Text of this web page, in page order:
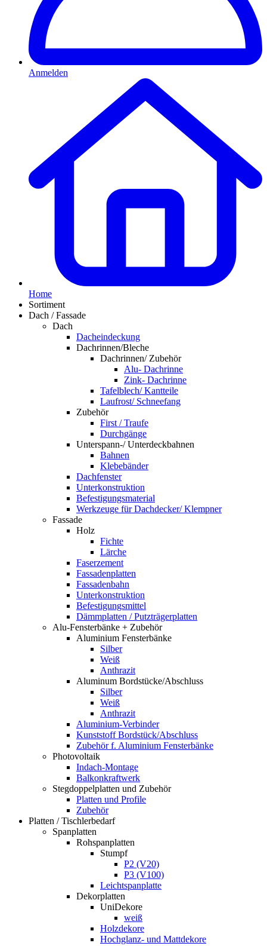
Anmelden
Home
Sortiment
Dach / Fassade
Dach
Dacheindeckung
Dachrinnen/Bleche
Dachrinnen/ Zubehör
Alu- Dachrinne
Zink- Dachrinne
Tafelblech/ Kantteile
Laufrost/ Schneefang
Zubehör
First / Traufe
Durchgänge
Unterspann-/ Unterdeckbahnen
Bahnen
Klebebänder
Dachfenster
Unterkonstruktion
Befestigungsmaterial
Werkzeuge für Dachdecker/ Klempner
Fassade
Holz
Fichte
Lärche
Faserzement
Fassadenplatten
Fassadenbahn
Unterkonstruktion
Befestigungsmittel
Dämmplatten / Putzträgerplatten
Alu-Fensterbänke + Zubehör
Aluminium Fensterbänke
Silber
Weiß
Anthrazit
Aluminum Bordstücke/Abschluss
Silber
Weiß
Anthrazit
Aluminium-Verbinder
Kunststoff Bordstück/Abschluss
Zubehör f. Aluminium Fensterbänke
Photovoltaik
Indach-Montage
Balkonkraftwerk
Stegdoppelplatten und Zubehör
Platten und Profile
Zubehör
Platten / Tischlerbedarf
Spanplatten
Rohspanplatten
Stumpf
P2 (V20)
P3 (V100)
Leichtspanplatte
Dekorplatten
UniDekore
weiß
Holzdekore
Hochglanz- und Mattdekore